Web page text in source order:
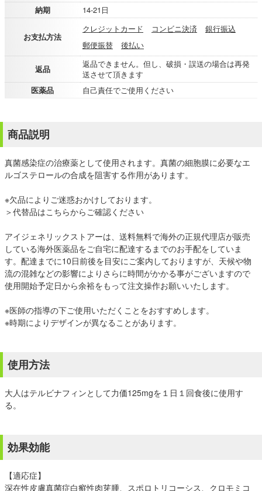
納期
14-21日
お支払方法
クレジットカード コンビニ決済
銀行振込
郵便振替
後払い
返品
返品できません。但し、破損・誤送の場合は再発
送させて頂きます
医薬品
自己責任でご使用ください
商品説明
真菌感染症の治療薬として使用されます。真菌の細胞膜に必要なエ
ルゴステロールの合成を阻害する作用があります。
※欠品によりご迷惑おかけしております。
＞代替品はこちらからご確認ください
アイジェネリックストアーは、送料無料で海外の正規代理店が販売
している海外医薬品をご自宅に配達するまでのお手配をしていま
す。配達までに10日前後を目安にご案内しておりますが、天候や物
流の混雑などの影響によりさらに時間がかかる事がございますので
使用開始予定日から余裕をもって注文操作お願いいたします。
※医師の指導の下ご使用いただくことをおすすめします。
※時期によりデザインが異なることがあります。
使用方法
大人はテルビナフィンとして力価125mgを１日１回食後に使用す
る。
効果効能
【適応症】
深在性皮膚真菌症白癬性肉芽腫、スポロトリコーシス、クロモミコ